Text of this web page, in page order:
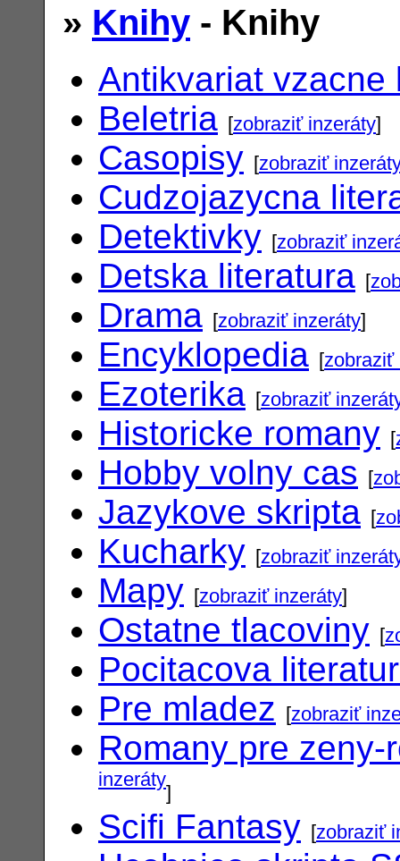
» Knihy - Knihy
Antikvariat vzacne
Beletria [zobraziť inzeráty]
Casopisy [zobraziť
Cudzojazycna
Detektivky [zobraziť
Detska literatura [
Drama [zobraziť inzeráty]
Encyklopedia [zobraziť
Ezoterika [zobraziť
Historicke romany [
Hobby volny cas [
Jazykove skripta [
Kucharky [zobraziť
Mapy [zobraziť inzeráty]
Ostatne tlacoviny [
Pocitacova
Pre mladez
[zobraziť
Romany pre
inzeráty]
Scifi Fantasy [zobraziť